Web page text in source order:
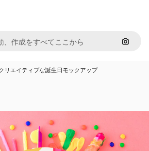
画像で
リエイティブな誕生日モックアップ